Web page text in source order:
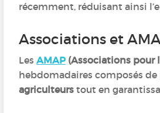
récemment, réduisant ainsi
Associations et
Les AMAP (Associations pour
hebdomadaires composés
agriculteurs tout en